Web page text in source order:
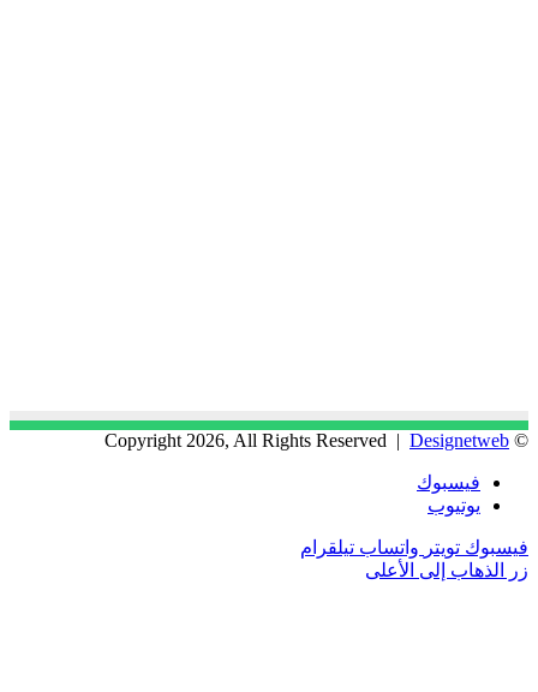
© Copyright 2026, All Rights Reserved |
Designetweb
فيسبوك
يوتيوب
فيسبوك تويتر واتساب تيلقرام
زر الذهاب إلى الأعلى